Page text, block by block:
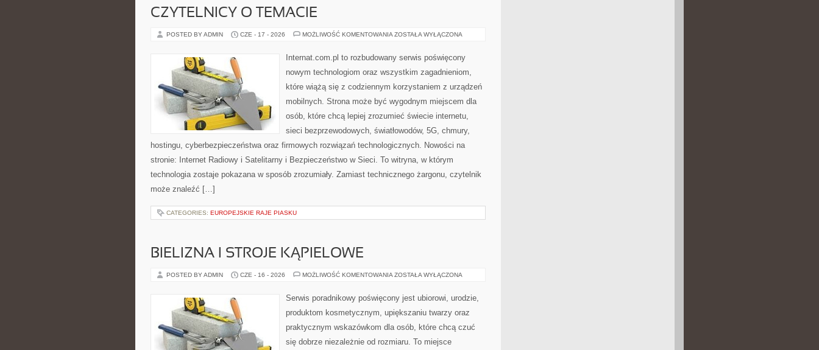
CZYTELNICY O TEMACIE
POSTED BY ADMIN CZE - 17 - 2026 MOŻLIWOŚĆ KOMENTOWANIA CZYTELNICY
ZOSTAŁA WYŁĄCZONA
Internat.com.pl to rozbudowany serwis poświęcony
nowym technologiom oraz wszystkim zagadnieniom,
które wiążą się z codziennym korzystaniem z urządzeń
mobilnych. Strona może być wygodnym miejscem dla
osób, które chcą lepiej zrozumieć świecie internetu,
sieci bezprzewodowych, światłowodów, 5G, chmury,
hostingu, cyberbezpieczeństwa oraz firmowych rozwiązań technologicznych. Nowości na
stronie: Internet Radiowy i Satelitarny i Bezpieczeństwo w Sieci. To witryna, w którym
technologia zostaje pokazana w sposób zrozumiały. Zamiast technicznego żargonu, czytelnik
może znaleźć […]
CATEGORIES: EUROPEJSKIE RAJE PIASKU
BIELIZNA I STROJE KĄPIELOWE
POSTED BY ADMIN CZE - 16 - 2026 MOŻLIWOŚĆ KOMENTOWANIA BIELIZNA
KĄPIELOWE
ZOSTAŁA WYŁĄCZONA
Serwis poradnikowy poświęcony jest ubiorowi, urodzie,
produktom kosmetycznym, upiększaniu twarzy oraz
praktycznym wskazówkom dla osób, które chcą czuć
się dobrze niezależnie od rozmiaru. To miejsce